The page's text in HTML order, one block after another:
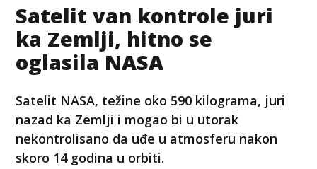
Satelit van kontrole juri
ka Zemlji, hitno se
oglasila NASA
Satelit NASA, težine oko 590 kilograma, juri
nazad ka Zemlji i mogao bi u utorak
nekontrolisano da uđe u atmosferu nakon
skoro 14 godina u orbiti.